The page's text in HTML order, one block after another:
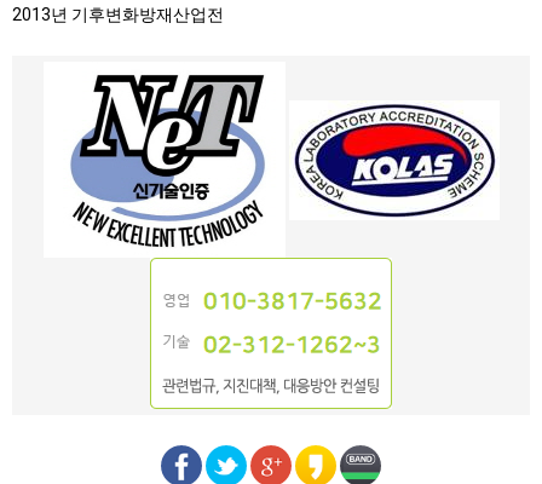
2013년 기후변화방재산업전